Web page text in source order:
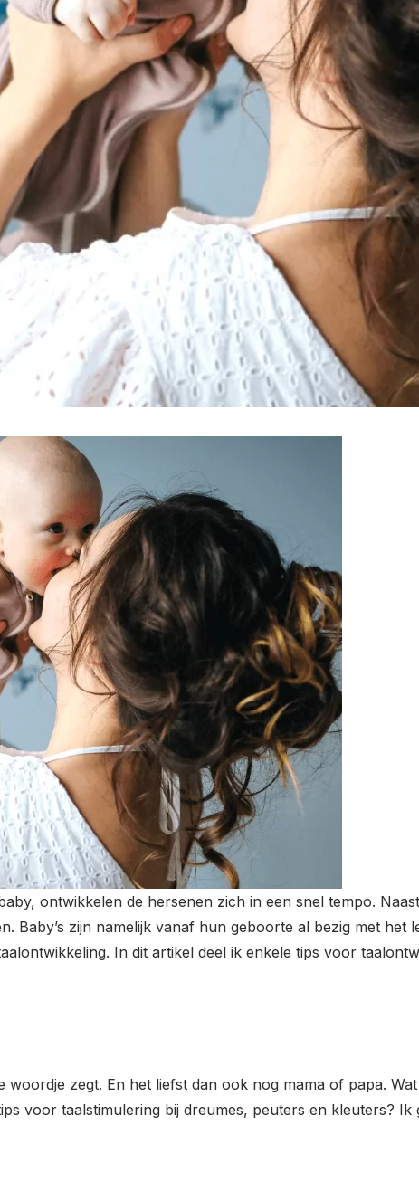
ontwikkelen de hersenen zich in een snel tempo.
Baby’s zijn namelijk vanaf hun geboorte al bezig met het
In dit artikel deel ik enkele tips voor
woordje zegt. En het liefst dan ook nog mama of papa.
voor taalstimulering bij dreumes, peuters en kleuters? Ik